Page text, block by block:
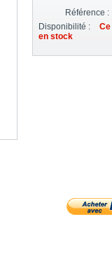
Référence :
Disponibilité :
en stock